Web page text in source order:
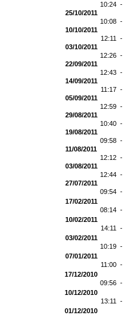
10:24 -
25/10/2011
10:08 -
10/10/2011
12:11 -
03/10/2011
12:26 -
22/09/2011
12:43 -
14/09/2011
11:17 -
05/09/2011
12:59 -
29/08/2011
10:40 -
19/08/2011
09:58 -
11/08/2011
12:12 -
03/08/2011
12:44 -
27/07/2011
09:54 -
17/02/2011
08:14 -
10/02/2011
14:11 -
03/02/2011
10:19 -
07/01/2011
11:00 -
17/12/2010
09:56 -
10/12/2010
13:11 -
01/12/2010